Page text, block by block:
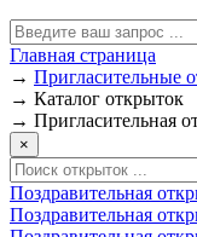
Главная страница
→ Пригласительные
→ Каталог открыток
→ Пригласительная
×
Поздравительная
Поздравительная